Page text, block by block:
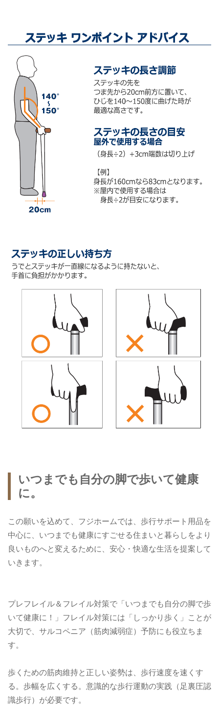
いつまでも自分の脚で歩いて健康
に。
この願いを込めて、フジホームでは、歩行サポート用品を
中心に、いつまでも健康にすごせる住まいと暮らしをより
良いものへと変えるために、安心・快適な生活を提案して
いきます。
プレフレイル＆フレイル対策で「いつまでも自分の脚で歩
いて健康に！」フレイル対策には「しっかり歩く」ことが
大切で、サルコペニア（筋肉減弱症）予防にも役立ちま
す。
歩くための筋肉維持と正しい姿勢は、歩行速度を速くす
る。歩幅を広くする。意識的な歩行運動の実践（足裏圧認
識歩行）が必要です。